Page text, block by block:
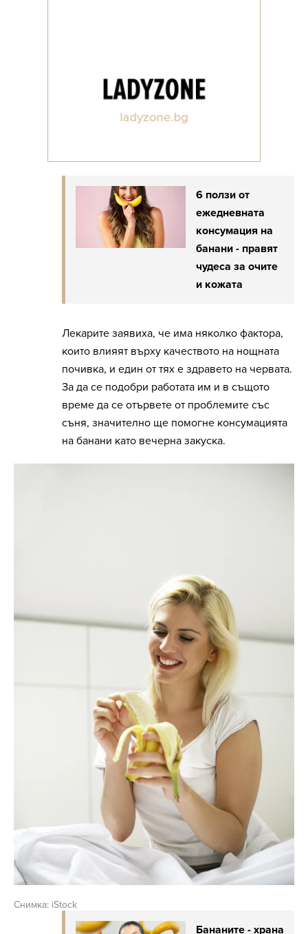
6 ползи от
ежедневната
консумация на
банани - правят
чудеса за очите
и кожата
Лекарите заявиха, че има няколко фактора,
които влияят върху качеството на нощната
почивка, и един от тях е здравето на червата.
За да се подобри работата им и в същото
време да се отървете от проблемите със
съня, значително ще помогне консумацията
на банани като вечерна закуска.
Снимка: iStock
Бананите - храна